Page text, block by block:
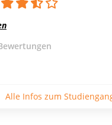
Alle Infos zum